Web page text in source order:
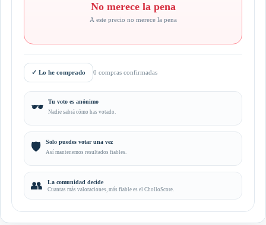
No merece la pena
A este precio no merece la pena
✓ Lo he comprado 0 compras confirmadas
🕶️ Tu voto es anónimo
Nadie sabrá cómo has votado.
🛡️ Solo puedes votar una vez
Así mantenemos resultados fiables.
👥 La comunidad decide
Cuantas más valoraciones, más fiable es el CholloScore.